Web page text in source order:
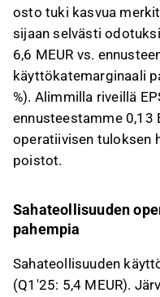
osto tuki kasvua
sijaan selvästi
6,6 MEUR vs.
käyttökatemarginaali
%). Alimmilla riveillä
ennusteestamme 0,13
operatiivisen tuloksen
poistot.
Sahateollisuuden
pahempia
Sahateollisuuden
(Q1'25: 5,4 MEUR).